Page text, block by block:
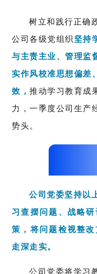
树立和践行正确
公司各级党组织坚持
与主责主业、管理监
实作风校准思想偏差
效， 推动学习教育成
力，一季度公司生产
势头。
公司党委坚持以
习查摆问题、战略
策，将问题检视整
走深走实。
公司党委将学习